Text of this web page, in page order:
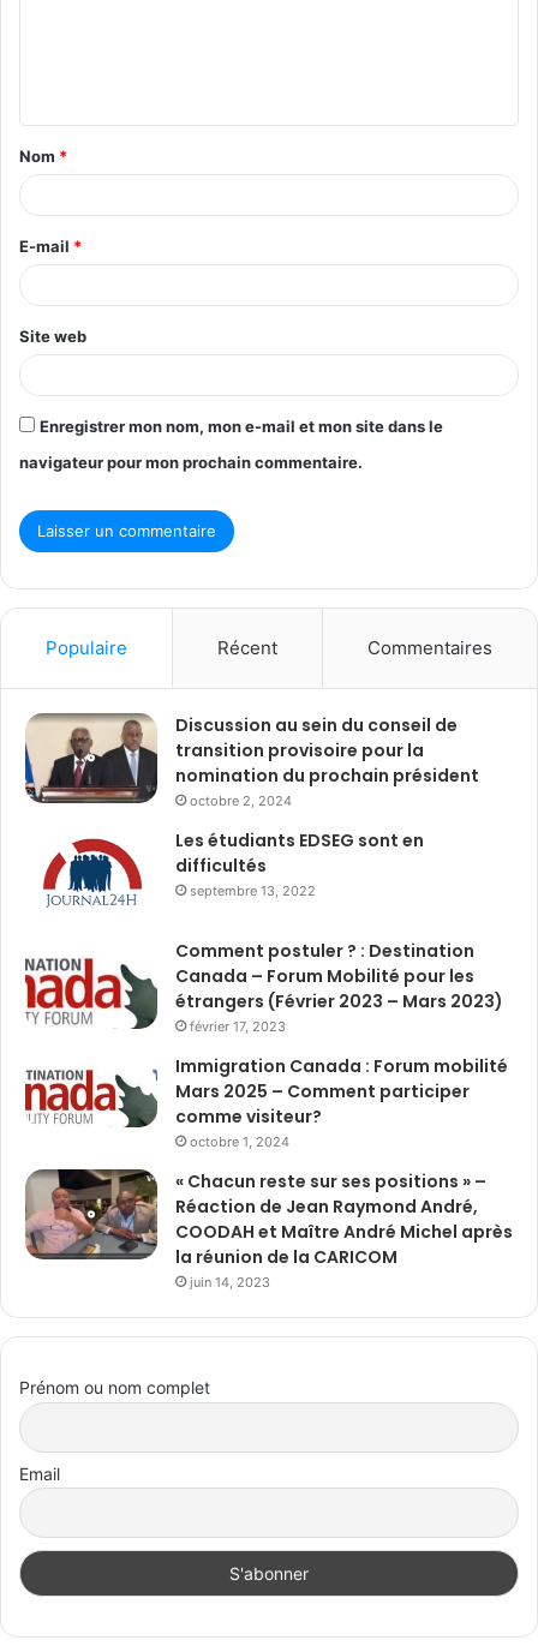
t
a
e
*
Nom *
E-mail *
Site web
Enregistrer mon nom, mon e-mail et mon site dans le
navigateur pour mon prochain commentaire.
Populaire Récent Commentaires
Discussion au sein du conseil de
transition provisoire pour la
nomination du prochain président
octobre 2, 2024
Les étudiants EDSEG sont en
difficultés
septembre 13, 2022
Comment postuler ? : Destination
Canada – Forum Mobilité pour les
étrangers (Février 2023 – Mars 2023)
février 17, 2023
Immigration Canada : Forum mobilité
Mars 2025 – Comment participer
comme visiteur?
octobre 1, 2024
« Chacun reste sur ses positions » –
Réaction de Jean Raymond André,
COODAH et Maître André Michel après
la réunion de la CARICOM
juin 14, 2023
Prénom ou nom complet
Email